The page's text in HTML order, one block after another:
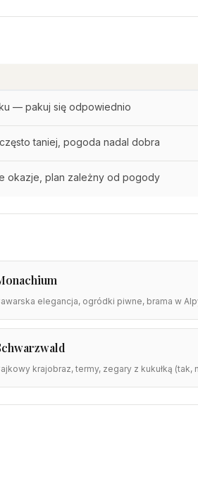
— pakuj się odpowiednio
taniej, pogoda nadal dobra
okazje, plan zależny od pogody
elegancja, ogródki piwne, brama w
krajobraz, termy, zegary z kukułką (tak,